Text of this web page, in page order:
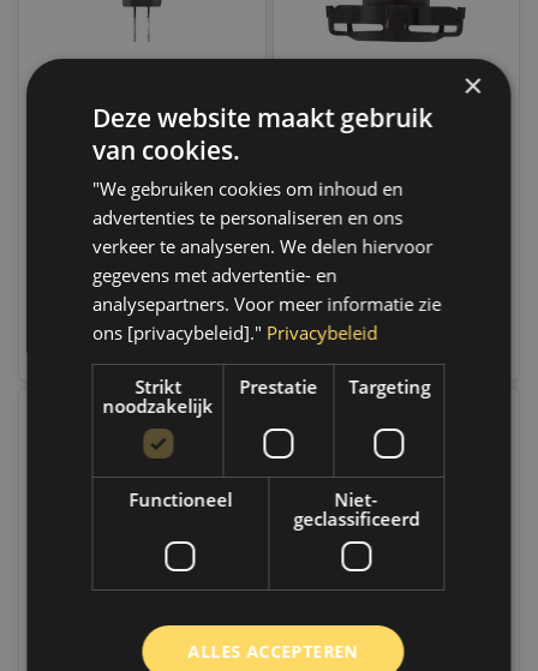
Philips 12197 HTR 12V
HPERLCP | 12197HTRC1
Op voorraad
Op werkdagen voor 14.00
uur besteld, dezelfde dag
verzonden. Boven de 50,-
gratis verzending. (NL & BE)
Philips PY24W 12V 24W
SILVERVIS. | 12274SV
Op voorraad
uur besteld, dezelfde dag
verzonden. Boven de 50,-
€22,95
Philips PSY24W 12V
24W HYPERVIS. |
Philips PSY24W 12V
24W SILVERVIS. | 12180
×
Deze website maakt gebruik
van cookies.
"We gebruiken cookies om inhoud en
advertenties te personaliseren en ons
verkeer te analyseren. We delen hiervoor
gegevens met advertentie- en
analysepartners. Voor meer informatie zie
ons [privacybeleid]." Privacybeleid
Strikt
noodzakelijk
Prestatie Targeting
Functioneel
Niet-
geclassificeerd
ALLES ACCEPTEREN